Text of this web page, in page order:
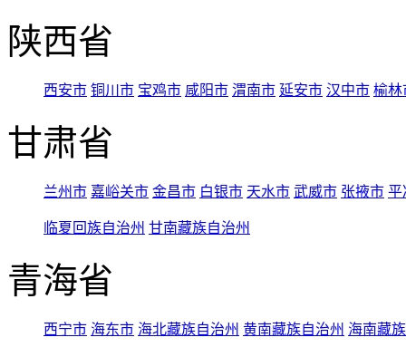
陕西省
西安市 铜川市 宝鸡市 咸阳市 渭南市 延安市 汉中市 榆林
甘肃省
兰州市 嘉峪关市 金昌市 白银市 天水市 武威市 张掖市 平
临夏回族自治州 甘南藏族自治州
青海省
西宁市 海东市 海北藏族自治州 黄南藏族自治州 海南藏